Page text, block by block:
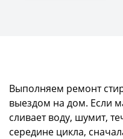
Выполняем ремонт
выездом на дом. Если
сливает воду, шумит,
середине цикла,